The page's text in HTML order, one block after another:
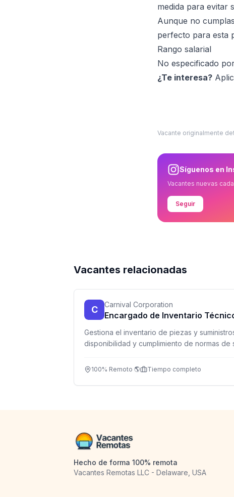
medida para evitar
Aunque no
perfecto para esta
Rango salarial
No especificado
¿Te interesa?
Vacante originalmente
Síguenos en
Vacantes nuevas
Seguir
Vacantes relacionadas
C Carnival Corporation
Encargado de Inventario
Gestiona el inventario de piezas y
disponibilidad y cumplimiento de normas
100% Remoto 🌎 Tiempo completo
Hecho de forma 100% remota
Vacantes Remotas LLC - Delaware, USA